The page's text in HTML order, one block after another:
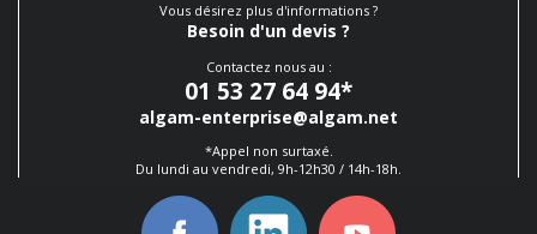
Vous désirez plus d'informations ?
Besoin d'un devis ?
Contactez nous au :
01 53 27 64 94*
algam-enterprise@algam.net
*Appel non surtaxé.
Du lundi au vendredi, 9h-12h30 / 14h-18h.